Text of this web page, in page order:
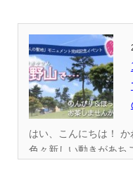
はい、こんにちは！
色々新しい動きがあち